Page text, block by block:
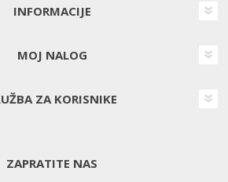
INFORMACIJE
MOJ NALOG
ZA KORISNIKE
ZAPRATITE NAS